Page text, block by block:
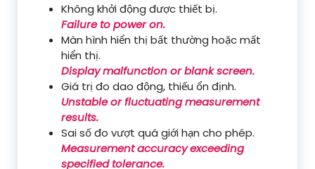
Không khởi động được thiết bị.
Failure to power on.
Màn hình hiển thị bất thường hoặc mất
hiển thị.
Display malfunction or blank screen.
Giá trị đo dao động, thiếu ổn định.
Unstable or fluctuating measurement
results.
Sai số đo vượt quá giới hạn cho phép.
Measurement accuracy exceeding
specified tolerance.